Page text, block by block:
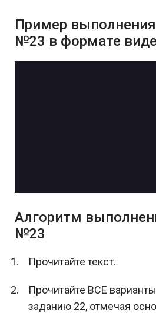
Пример
№23 в формате
Алгоритм
№23
Прочитайте текст.
Прочитайте ВСЕ
заданию 22, отмечая